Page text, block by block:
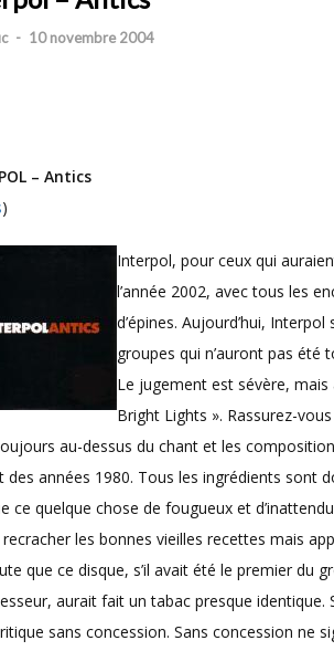
- 10 novembre 2004
– Antics
)
Interpol, pour ceux qui
l’année 2002, avec tous les
d’épines. Aujourd’hui,
groupes qui n’auront pas été
Le jugement est sévère,
Bright Lights ». Rassurez-
au-dessus du chant et les
des années 1980. Tous les ingrédients sont
ce quelque chose de fougueux et
les bonnes vieilles recettes mais
que ce disque, s’il avait été le premier du
aurait fait un tabac presque identique.
sans concession. Sans concession ne